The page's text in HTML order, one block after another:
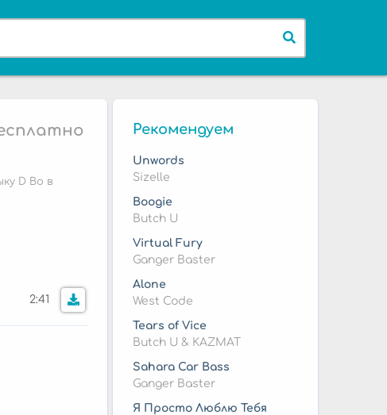
D Bo в
2:41
Рекомендуем
Unwords
Sizelle
Boogie
Butch U
Virtual Fury
Ganger Baster
Alone
West Code
Tears of Vice
Butch U & KAZMAT
Sahara Car Bass
Ganger Baster
Я Просто Люблю Тебя